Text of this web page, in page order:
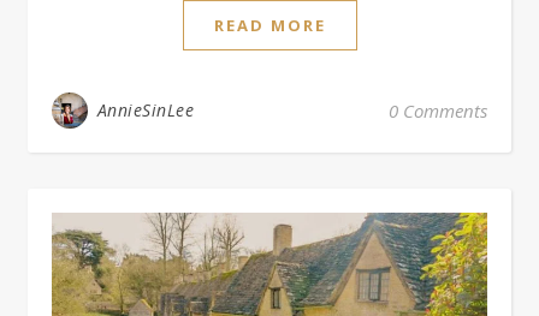
READ MORE
AnnieSinLee 0 Comments